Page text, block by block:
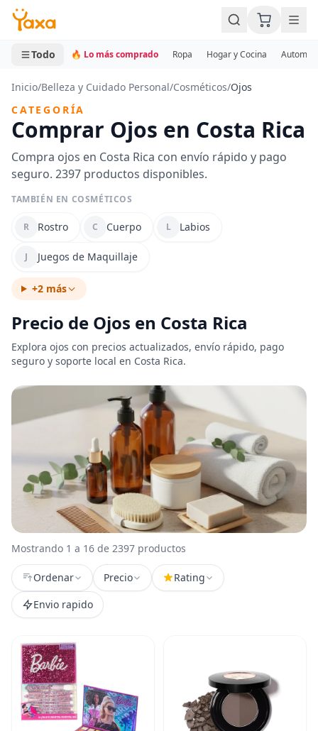
MINI CARRITO
0 productos
Todo 🔥 Lo más comprado Ropa Hogar y Cocina
Inicio/Belleza y Cuidado Personal/Cosméticos/Ojos
CATEGORÍA
Comprar Ojos en Costa Rica
Compra ojos en Costa Rica con envío rápido y pago
seguro. 2397 productos disponibles.
TAMBIÉN EN COSMÉTICOS
R Rostro C Cuerpo L Labios
J Juegos de Maquillaje
+2 más
Precio de Ojos en Costa Rica
Explora ojos con precios actualizados, envío rápido, pago
seguro y soporte local en Costa Rica.
Mostrando 1 a 16 de 2397 productos
Ordenar Precio
Rating
Envio rapido